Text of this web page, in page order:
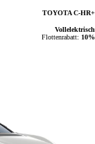
TOYOTA C-HR+
Vollelektrisch
Flottenrabatt: 10%